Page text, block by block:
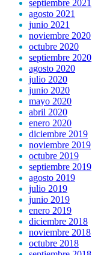
septiembre 2021
agosto 2021
junio 2021
noviembre 2020
octubre 2020
septiembre 2020
agosto 2020
julio 2020
junio 2020
mayo 2020
abril 2020
enero 2020
diciembre 2019
noviembre 2019
octubre 2019
septiembre 2019
agosto 2019
julio 2019
junio 2019
enero 2019
diciembre 2018
noviembre 2018
octubre 2018